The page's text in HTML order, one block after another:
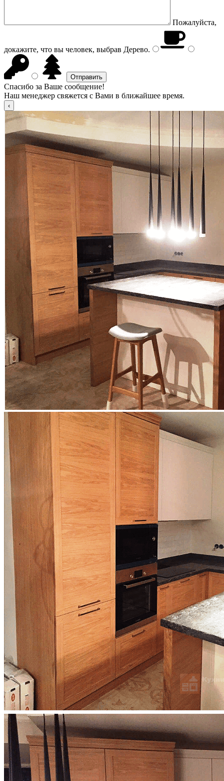
Пожалуйста,
докажите, что вы человек, выбрав Дерево.
Спасибо за Ваше сообщение!
Наш менеджер свяжется с Вами в ближайшее время.